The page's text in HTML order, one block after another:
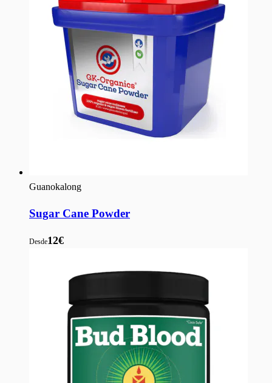
Guanokalong
Sugar Cane Powder
Desde12€